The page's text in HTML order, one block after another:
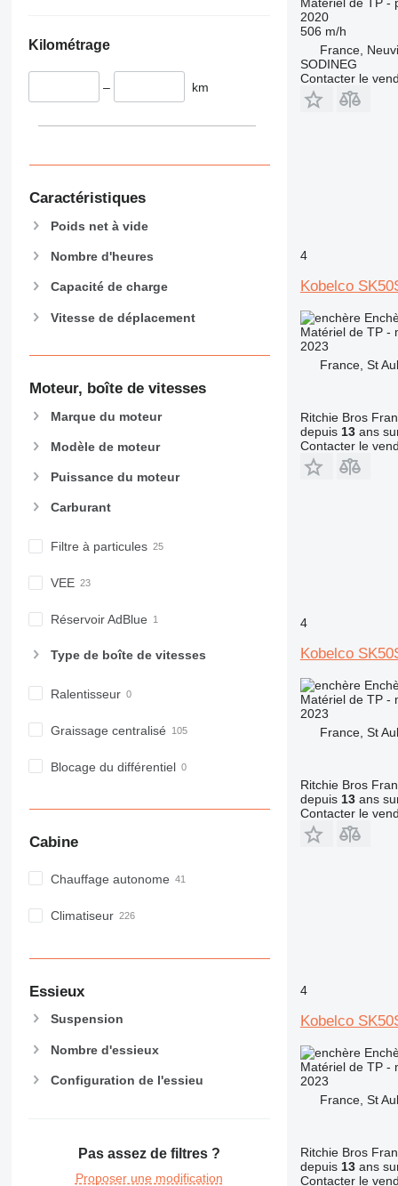
972
973
AP
C-series
CS
D series
F-series
M-series
MH
PM
RM
Kilométrage
– km
Caractéristiques
Poids net à vide
Nombre d'heures
Capacité de charge
Vitesse de déplacement
Moteur, boîte de vitesses
Marque du moteur
Modèle de moteur
Puissance du moteur
Carburant
Filtre à particules
VEE
Réservoir AdBlue
Type de boîte de vitesses
Ralentisseur
Graissage centralisé
Blocage du différentiel
Cabine
Chauffage autonome
Climatiseur
Essieux
Suspension
Nombre d'essieux
Configuration de l'essieu
Pas assez de filtres ?
Proposer une modification
2020
506 m/h
France,
SODINEG
Contacter le
4
Kobelco
Matériel de TP -
2023
France, St
Ritchie Bros
depuis 13ans
Contacter le
4
Kobelco
Matériel de TP -
2023
France, St
Ritchie Bros
depuis 13ans
Contacter le
4
Kobelco
Matériel de TP -
2023
France, St
Ritchie Bros
depuis 13ans
Contacter le